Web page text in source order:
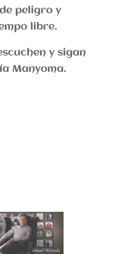
peligro y
libre.
y sigan
Manyoma.